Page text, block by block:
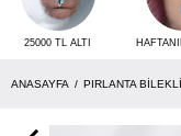
25000 TL ALTI
ANASAYFA PIRLANTA